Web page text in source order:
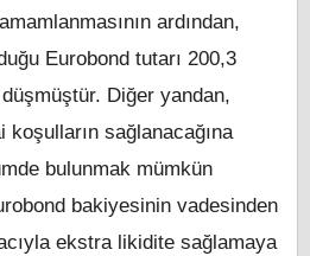
ardından,
Eurobond tutarı 200,3
düşmüştür. Diğer yandan,
sağlanacağına
bulunmak mümkün
bakiyesinin vadesinden
ekstra likidite sağlamaya